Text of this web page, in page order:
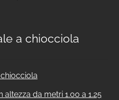
a chiocciola
da metri 1.00 a 1.25